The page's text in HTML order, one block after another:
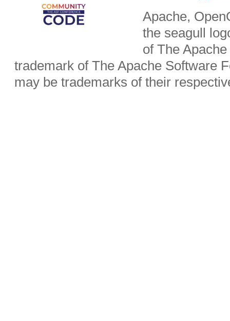
Apache,
the seagull
of The
trademark of The Apache Software
may be trademarks of their